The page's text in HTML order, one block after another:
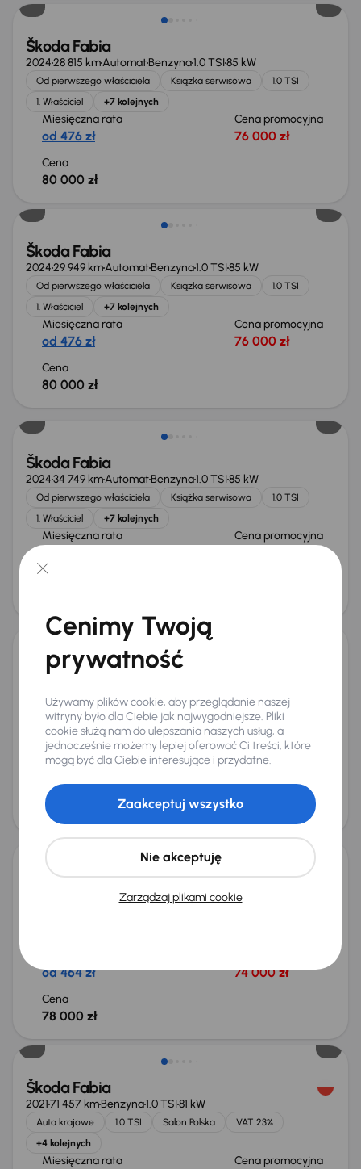
Škoda Fabia
202428 815 kmAutomatBenzyna1.0 TSI85 kW
Od pierwszego właściciela Książka serwisowa
1.0 TSI
1. Właściciel
+7 kolejnych
Miesięczna rata
od 476 zł
Cena promocyjna
76 000 zł
Cena
80 000 zł
Od nowego taniej o 15 300 zł
Škoda Fabia
202429 949 kmAutomatBenzyna1.0 TSI85 kW
Od pierwszego właściciela Książka serwisowa
1.0 TSI
1. Właściciel
+7 kolejnych
Miesięczna rata
od 476 zł
Cena promocyjna
76 000 zł
Cena
80 000 zł
Škoda Fabia
202434 749 kmAutomatBenzyna1.0 TSI85 kW
Od pierwszego właściciela Książka serwisowa
1.0 TSI
1. Właściciel
+7 kolejnych
Miesięczna rata Cena promocyjna
Škoda Fabia
Auta krajowe 1.0 TSI Salon Polska
Automat
+4 kolejnych
Miesięczna rata
od 405 zł
Cena promocyjna
64 000 zł
Najniższa cena z 30 dni przed
obniżką
69 000 zł
Cena po obniżce
68 000 zł
Od nowego taniej o 15 800 zł
Škoda Fabia
AutomatBenzyna1.0 TSI85 kW
od 464 zł 74 000 zł
Cena
78 000 zł
Możliwość odliczenia VAT
Škoda Fabia
202171 457 kmBenzyna1.0 TSI81 kW
Auta krajowe 1.0 TSI Salon Polska
VAT 23%
+4 kolejnych
Miesięczna rata Cena promocyjna
Cenimy Twoją
prywatność
Używamy plików cookie, aby przeglądanie naszej
witryny było dla Ciebie jak najwygodniejsze. Pliki
cookie służą nam do ulepszania naszych usług, a
jednocześnie możemy lepiej oferować Ci treści, które
mogą być dla Ciebie interesujące i przydatne.
Zarządzaj plikami cookie
Nie akceptuję
Zaakceptuj wszystko